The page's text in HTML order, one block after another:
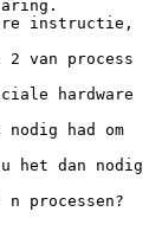
instructie,
van process
hardware
had om
het dan nodig
processen?